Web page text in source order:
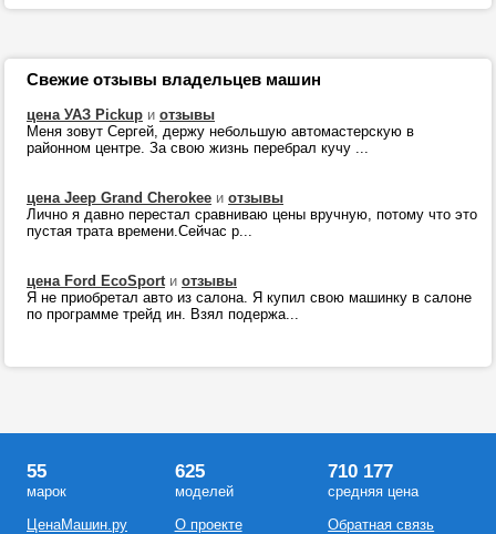
Свежие отзывы владельцев машин
цена УАЗ Pickup и отзывы
Меня зовут Сергей, держу небольшую автомастерскую в
районном центре. За свою жизнь перебрал кучу ...
цена Jeep Grand Cherokee и отзывы
Лично я давно перестал сравниваю цены вручную, потому что это
пустая трата времени.Сейчас р...
цена Ford EcoSportи отзывы
Я не приобретал авто из салона. Я купил свою машинку в салоне
по программе трейд ин. Взял подержа...
55
марок
ЦенаМашин.ру
625
моделей
О проекте
710 177
средняя цена
Обратная связь